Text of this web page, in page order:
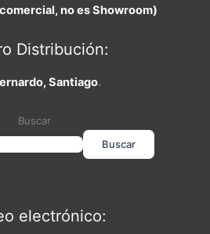
no es Showroom)
Distribución:
Santiago.
Buscar
Buscar
electrónico: